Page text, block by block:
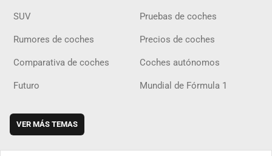
SUV Pruebas de coches
Rumores de coches Precios de coches
Comparativa de coches Coches autónomos
Futuro Mundial de Fórmula 1
VER MÁS TEMAS